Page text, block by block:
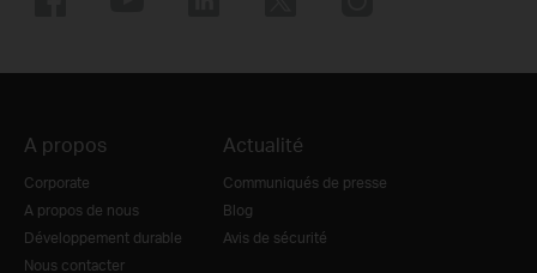
A propos
Corporate
A propos de nous
Développement durable
Nous contacter
Actualité
Communiqués de presse
Blog
Avis de sécurité